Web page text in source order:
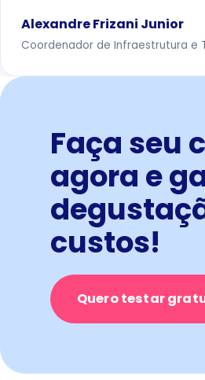
Alexandre Frizani Junior
Coordenador de Infraestrutura e
Faça seu
agora e
custos!
Quero testar